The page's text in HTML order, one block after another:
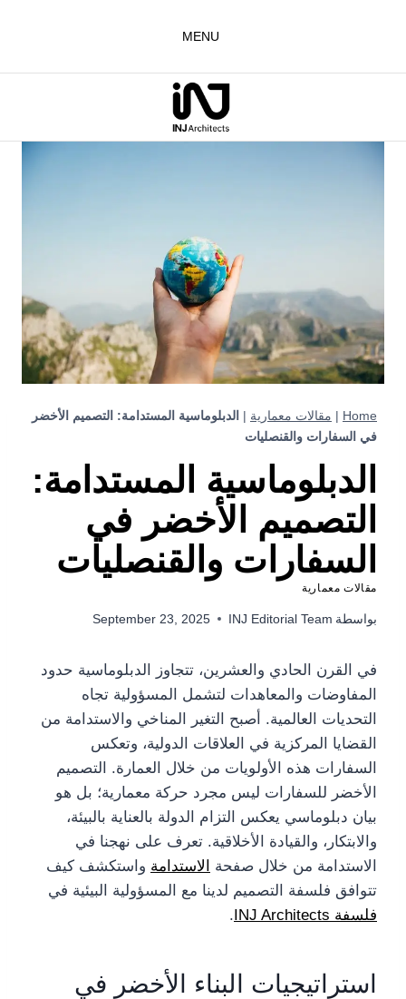
MENU
Home
| مقالات معمارية | الدبلوماسية المستدامة: التصميم الأخضر
في السفارات والقنصليات
الدبلوماسية المستدامة:
التصميم الأخضر في
السفارات والقنصليات
مقالات معمارية
بواسطة INJ Editorial Team
September 23, 2025
في القرن الحادي والعشرين، تتجاوز الدبلوماسية حدود
المفاوضات والمعاهدات لتشمل المسؤولية تجاه
التحديات العالمية. أصبح التغير المناخي والاستدامة من
القضايا المركزية في العلاقات الدولية، وتعكس
السفارات هذه الأولويات من خلال العمارة. التصميم
الأخضر للسفارات ليس مجرد حركة معمارية؛ بل هو
بيان دبلوماسي يعكس التزام الدولة بالعناية بالبيئة،
والابتكار، والقيادة الأخلاقية. تعرف على نهجنا في
الاستدامة من خلال صفحة
الاستدامة واستكشف كيف
تتوافق فلسفة التصميم لدينا مع المسؤولية البيئية في
فلسفة INJ Architects
.
استراتيجيات البناء الأخضر في